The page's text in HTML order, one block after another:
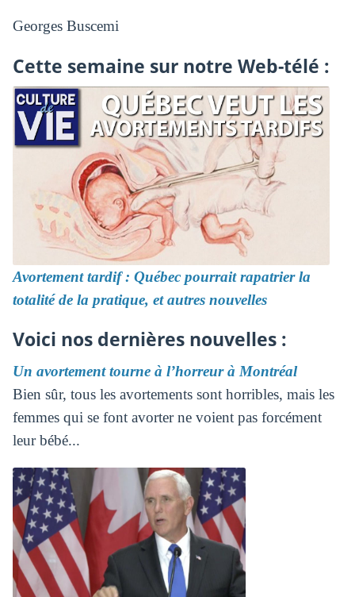
Georges Buscemi
Cette semaine sur notre Web-télé :
Avortement tardif : Québec pourrait rapatrier la
totalité de la pratique, et autres nouvelles
Voici nos dernières nouvelles :
Un avortement tourne à l’horreur à Montréal
Bien sûr, tous les avortements sont horribles, mais les
femmes qui se font avorter ne voient pas forcément
leur bébé...